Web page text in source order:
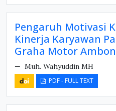
Pengaruh Motivasi
Kinerja Karyawan
Graha Motor Ambon
Muh. Wahyuddin MH
PDF - FULL TEXT